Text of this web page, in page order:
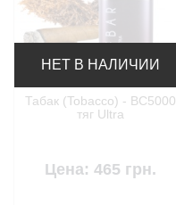
НЕТ В НАЛИЧИИ
Табак (Tobacco) - BC5000
тяг Ultra
Цена: 465 грн.